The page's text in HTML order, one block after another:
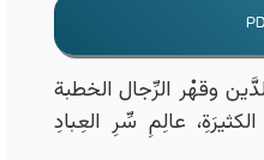
وقهْر الرِّجال الخطبة
الكثيرَةِ، عالِمِ سِّرِ العِبادِ